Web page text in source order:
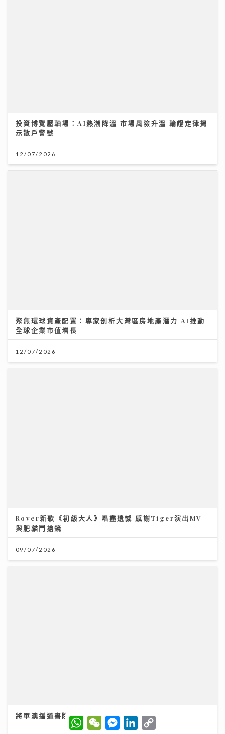
投資博覽壓軸場：AI熱潮降溫 市場風險升溫 輪證定律揭
示散戶警號
12/07/2026
聚焦環球資產配置：專家剖析大灣區房地產潛力 AI推動
全球企業市值增長
12/07/2026
Rover新歌《初級大人》唱盡遺憾 感謝Tiger演出MV
與肥貓鬥搶鏡
09/07/2026
將軍澳播道書院-中學部
W
h
W
e
M
e
L
o